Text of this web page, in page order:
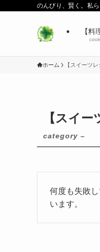
のんびり、賢く。私
【料
ホーム 【スイーツレ
【スイ
category –
何度も失敗
います。